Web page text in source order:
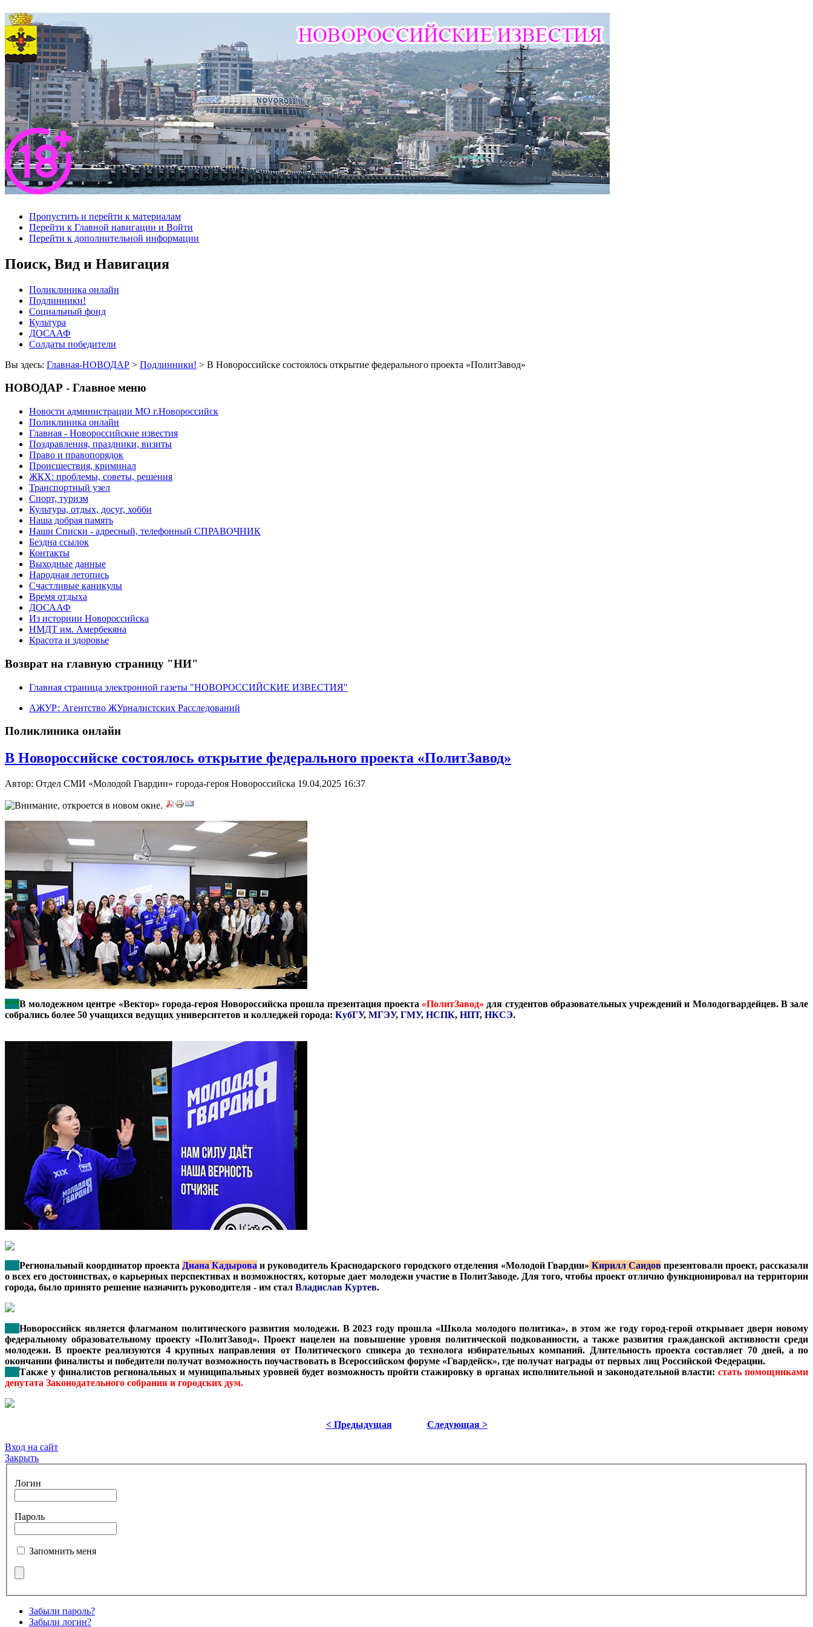
Пропустить и перейти к материалам
Перейти к Главной навигации и Войти
Перейти к дополнительной информации
Поиск, Вид и Навигация
Поликлиника онлайн
Подлинники!
Социальный фонд
Культура
ДОСААФ
Солдаты победители
Вы здесь: Главная-НОВОДАР > Подлинники! > В Новороссийске состоялось открытие федерального проекта «ПолитЗавод»
НОВОДАР - Главное меню
Новости администрации МО г.Новороссийск
Поликлиника онлайн
Главная - Новороссийские известия
Поздравления, праздники, визиты
Право и правопорядок
Происшествия, криминал
ЖКХ: проблемы, советы, решения
Транспортный узел
Спорт, туризм
Культура, отдых, досуг, хобби
Наша добрая память
Наши Списки - адресный, телефонный СПРАВОЧНИК
Бездна ссылок
Контакты
Выходные данные
Народная летопись
Счастливые каникулы
Время отдыха
ДОСААФ
Из историии Новороссийска
НМДТ им. Амербекяна
Красота и здоровье
Возврат на главную страницу "НИ"
Главная страница электронной газеты "НОВОРОССИЙСКИЕ ИЗВЕСТИЯ"
АЖУР: Агентство ЖУрналистских Расследований
Поликлиника онлайн
В Новороссийске состоялось открытие федерального проекта «ПолитЗавод»
Автор: Отдел СМИ «Молодой Гвардии» города-героя Новороссийска 19.04.2025 16:37
***В молодежном центре «Вектор» города-героя Новороссийска прошла презентация проекта «ПолитЗавод» для студентов образовательных учреждений и Молодогвардейцев. В зале
собрались более 50 учащихся ведущих университетов и колледжей города: КубГУ, МГЭУ, ГМУ, НСПК, НПТ, НКСЭ.
Региональный координатор проекта Диана Кадырова и руководитель Краснодарского городского отделения «Молодой Гвардии» Кирилл Саидов презентовали проект, рассказали
о всех его достоинствах, о карьерных перспективах и возможностях, которые дает молодежи участие в ПолитЗаводе. Для того, чтобы проект отлично функционировал на территории
города, было принято решение назначить руководителя - им стал Владислав Куртев.
Новороссийск является флагманом политического развития молодежи. В 2023 году прошла «Школа молодого политика», в этом же году город-герой открывает двери новому
федеральному образовательному проекту «ПолитЗавод». Проект нацелен на повышение уровня политической подкованности, а также развития гражданской активности среди
молодежи. В проекте реализуются 4 крупных направления от Политического спикера до технолога избирательных компаний. Длительность проекта составляет 70 дней, а по
окончании финалисты и победители получат возможность поучаствовать в Всероссийском форуме «Гвардейск», где получат награды от первых лиц Российской Федерации.
Также у финалистов региональных и муниципальных уровней будет возможность пройти стажировку в органах исполнительной и законодательной власти:стать помощниками
депутата Законодательного собрания и городских дум.
< Предыдущая Следующая >
Вход на сайт
Закрыть
Логин
Пароль
Запомнить меня
Забыли пароль?
Забыли логин?